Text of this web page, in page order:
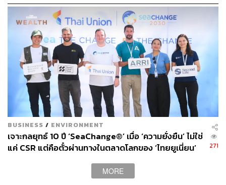
events หรือการเปลี่ยนแปลงของสภาพภูมิอากาศที่เกิดขึ้น
อย่างช้าๆ ซึ่งสะสมมาเรื่อยๆ จากการปล่อยก๊าซเรือนกระจก
ขึ้นสู่บรรยากาศตั้งแต่อดีตจนถึงปัจจุบัน อย่างเช่นการเพิ่มขึ้น
ของระดับน้ำทะเล และการละลายของธารน้ำแข็ง
โดยจากงานวิจัยที่ถูกเผยแพร่เมื่อเดือนที่แล้วระบุว่า บริษัท
น้ำมัน ก๊าซ และถ่านหินชั้นนำของโลกอาจต้องจ่ายเงินรับผิด
ชอบรวมมูลค่ากว่า 5.4 ล้านล้านดอลลาร์ สำหรับภัยแล้ง ไฟ
ป่า ระดับน้ำทะเลที่สูงขึ้น การละลายของธารน้ำแข็ง รวมถึง
ภัยพิบัติทางสภาพอากาศอื่นๆ ที่คาดว่าจะเกิดขึ้นระหว่างปี
2025-2050 ซึ่งงานวิจัยชิ้นนี้นับเป็นครั้งแรกที่มีการศึกษาและ
ประเมินภาระทางเงินที่เกิดจากบริษัทต่างๆ ที่ร่ำรวยจากเชื้อ
เพลิงฟอสซิล และสร้างภาระให้โลกอย่างต่อเนื่อง
TR STOK via Shutterstock
BUSINESS / ENVIRONMENT
เจาะกลยุทธ์ 10 ปี ‘SeaChange®’ เมื่อ ‘ความยั่งยืน’ ไม่ใช่
แค่ CSR แต่คือตั๋วผ่านทางในตลาดโลกของ ‘ไทยยูเนี่ยน’
271
MORE